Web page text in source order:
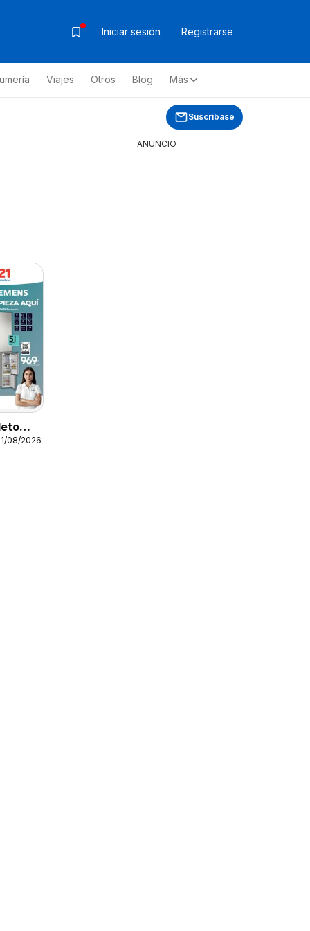
Iniciar sesión Registrarse
Viajes Otros Blog Más
Suscríbase
08/2026
ANUNCIO